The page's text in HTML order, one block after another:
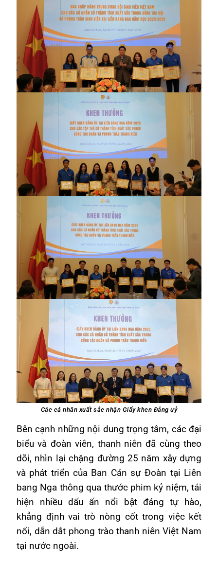
Các cá nhân xuất sắc nhận Bằng khen Trung ương Hội
Các tập thể xuất sắc nhận Giấy khen Đảng uỷ
Các cá nhân xuất sắc nhận Giấy khen Đảng uỷ
Các cá nhân xuất sắc nhận Giấy khen Đảng uỷ
Bên cạnh những nội dung trọng tâm, các đại
biểu và đoàn viên, thanh niên đã cùng theo
dõi, nhìn lại chặng đường 25 năm xây dựng
và phát triển của Ban Cán sự Đoàn tại Liên
bang Nga thông qua thước phim kỷ niệm, tái
hiện nhiều dấu ấn nổi bật đáng tự hào,
khẳng định vai trò nòng cốt trong việc kết
nối, dẫn dắt phong trào thanh niên Việt Nam
tại nước ngoài.